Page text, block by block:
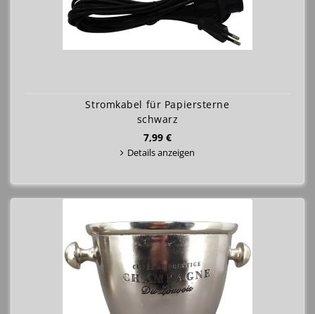
Stromkabel für Papiersterne
schwarz
7,99 €
Details anzeigen